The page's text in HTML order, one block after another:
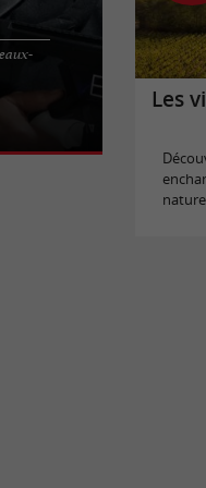
virtuelle à
propose
Les